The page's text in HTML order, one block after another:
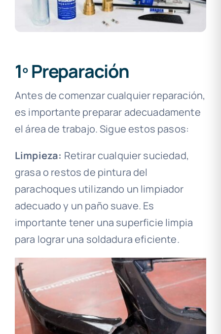
1º Preparación
Antes de comenzar cualquier reparación,
es importante preparar adecuadamente
el área de trabajo. Sigue estos pasos:
Limpieza: Retirar cualquier suciedad,
grasa o restos de pintura del
parachoques utilizando un limpiador
adecuado y un paño suave. Es
importante tener una superficie limpia
para lograr una soldadura eficiente.